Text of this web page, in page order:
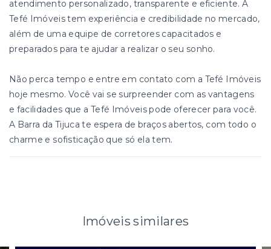
atendimento personalizado, transparente e eficiente. A
Tefé Imóveis tem experiência e credibilidade no mercado,
além de uma equipe de corretores capacitados e
preparados para te ajudar a realizar o seu sonho.
Não perca tempo e entre em contato com a Tefé Imóveis
hoje mesmo. Você vai se surpreender com as vantagens
e facilidades que a Tefé Imóveis pode oferecer para você.
A Barra da Tijuca te espera de braços abertos, com todo o
charme e sofisticação que só ela tem.
Imóveis similares